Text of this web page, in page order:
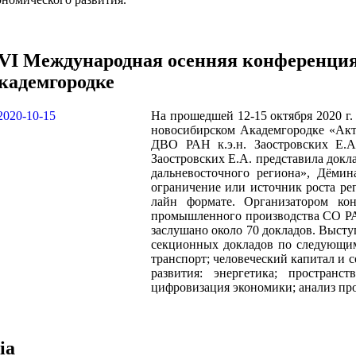
Международная осенняя
На прошедшей 12-15 октября 2020
новосибирском Академгородке
ДВО РАН к.э.н. Заостровских
Заостровских Е.А. представила
дальневосточного региона»,
ограничение или источник роста
лайн формате. Организатором
промышленного производства СО
заслушано около 70 докладов.
секционных докладов по
транспорт; человеческий капитал и
развития: энергетика;
цифровизация экономики; анализ